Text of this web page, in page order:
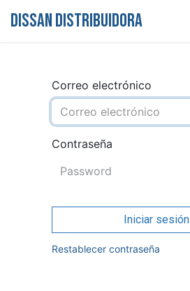
DISSAN DISTRIBUIDORA
Correo electrónico
Contraseña
Iniciar sesión
Restablecer contraseña